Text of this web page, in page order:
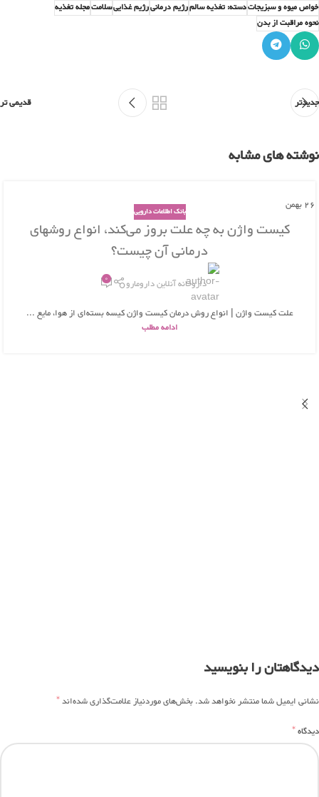
خواص میوه و سبزیجاتدسته: تغذیه سالمرژیم درمانیرژیم غذاییسلامتمجله تغذیه
نحوه مراقبت از بدن
جدیدتر قدیمی تر
نوشته های مشابه
26بهمن بانک اطلاعات دارویی
کیست واژن به چه علت بروز می‌کند، انواع روشهای
درمانی آن چیست؟
داروخانه آنلاین دارومارو 0
علت کیست واژن | انواع روش درمان کیست واژن کیسه بسته‌ای از هوا، مایع ...
ادامه مطلب
دیدگاهتان را بنویسید
نشانی ایمیل شما منتشر نخواهد شد.بخش‌های موردنیاز علامت‌گذاری شده‌اند*
دیدگاه*